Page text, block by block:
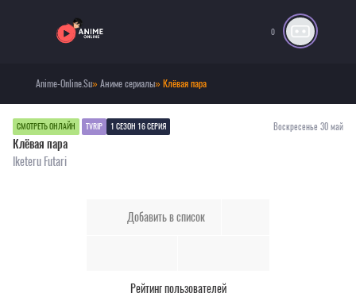
0
Anime-Online.Su»Аниме сериалы» Клёвая пара
СМОТРЕТЬ ОНЛАЙН TVRIP 1 СЕЗОН 16 СЕРИЯ Воскресенье 30 май
Клёвая пара
Iketeru Futari
Добавить в список
Рейтинг пользователей